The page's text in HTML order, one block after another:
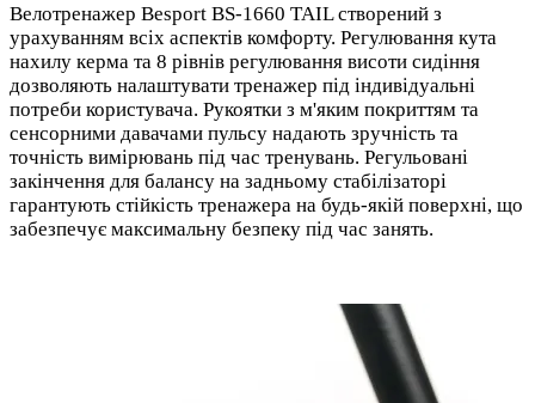
Велотренажер Besport BS-1660 TAIL створений з
урахуванням всіх аспектів комфорту. Регулювання кута
нахилу керма та 8 рівнів регулювання висоти сидіння
дозволяють налаштувати тренажер під індивідуальні
потреби користувача. Рукоятки з м'яким покриттям та
сенсорними давачами пульсу надають зручність та
точність вимірювань під час тренувань. Регульовані
закінчення для балансу на задньому стабілізаторі
гарантують стійкість тренажера на будь-якій поверхні, що
забезпечує максимальну безпеку під час занять.